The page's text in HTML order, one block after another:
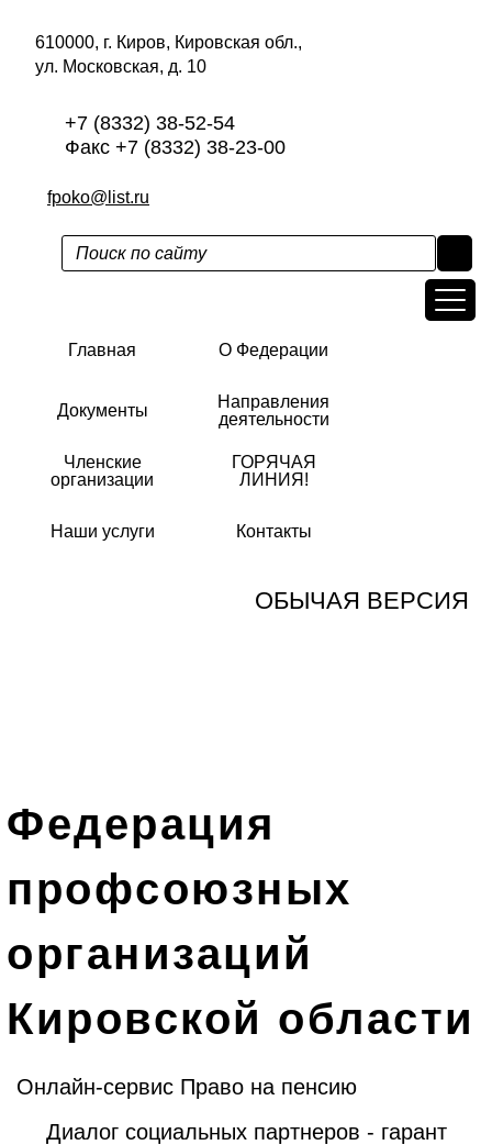
610000, г. Киров, Кировская обл.,
ул. Московская, д. 10
+7 (8332) 38-52-54
Факс +7 (8332) 38-23-00
fpoko@list.ru
Главная О Федерации
Документы
Направления
деятельности
Членские
организации
ГОРЯЧАЯ
ЛИНИЯ!
Наши услуги Контакты
ОБЫЧАЯ ВЕРСИЯ
Федерация
профсоюзных
организаций
Кировской области
Онлайн-сервис Право на пенсию
Диалог социальных партнеров - гарант